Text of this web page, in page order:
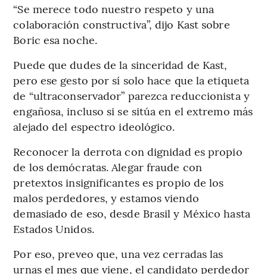
“Se merece todo nuestro respeto y una
colaboración constructiva”, dijo Kast sobre
Boric esa noche.
Puede que dudes de la sinceridad de Kast,
pero ese gesto por sí solo hace que la etiqueta
de “ultraconservador” parezca reduccionista y
engañosa, incluso si se sitúa en el extremo más
alejado del espectro ideológico.
Reconocer la derrota con dignidad es propio
de los demócratas. Alegar fraude con
pretextos insignificantes es propio de los
malos perdedores, y estamos viendo
demasiado de eso, desde Brasil y México hasta
Estados Unidos.
Por eso, preveo que, una vez cerradas las
urnas el mes que viene, el candidato perdedor